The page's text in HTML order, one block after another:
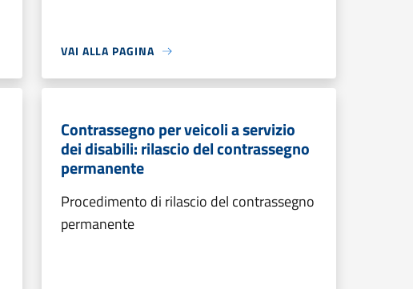
VAI ALLA PAGINA
Contrassegno per veicoli a servizio
dei disabili: rilascio del contrassegno
permanente
Procedimento di rilascio del contrassegno
permanente